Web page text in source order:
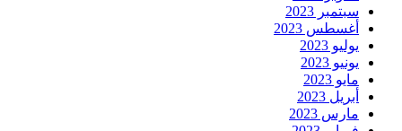
سبتمبر 2023
أغسطس 2023
يوليو 2023
يونيو 2023
مايو 2023
أبريل 2023
مارس 2023